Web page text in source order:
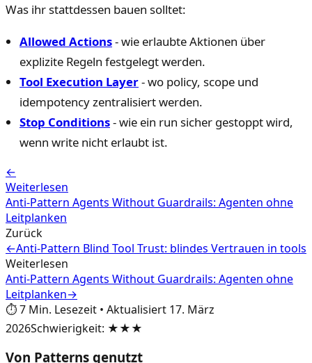
Was ihr stattdessen bauen solltet:
Allowed Actions- wie erlaubte Aktionen über
explizite Regeln festgelegt werden.
Tool Execution Layer- wo policy, scope und
idempotency zentralisiert werden.
Stop Conditions- wie ein run sicher gestoppt wird,
wenn write nicht erlaubt ist.
←
Weiterlesen
Anti-Pattern Agents Without Guardrails: Agenten ohne
Leitplanken
Zurück
←Anti-Pattern Blind Tool Trust: blindes Vertrauen in tools
Weiterlesen
Anti-Pattern Agents Without Guardrails: Agenten ohne
Leitplanken→
⏱️7 Min. Lesezeit • Aktualisiert 17. März
2026Schwierigkeit: ★★★
Von Patterns genutzt